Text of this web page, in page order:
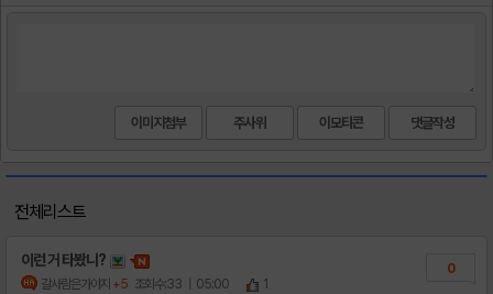
이미지첨부 주사위 이모티콘
전체리스트
이런 거 타봤니?
갈사람은가야지 +5 조회수:33 | 05:00 1
0